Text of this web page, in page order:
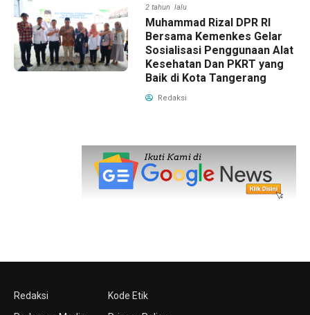
2 tahun lalu
Muhammad Rizal DPR RI
Bersama Kemenkes Gelar
Sosialisasi Penggunaan Alat
Kesehatan Dan PKRT yang
Baik di Kota Tangerang
Redaksi
Redaksi
Kode Etik